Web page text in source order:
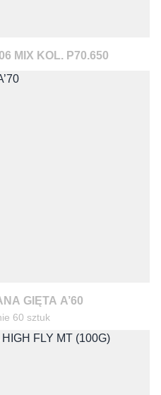
MIX KOL. P70.650
GIĘTA A’60
60 sztuk